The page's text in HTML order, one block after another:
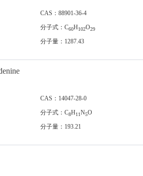
CAS：88901-36-4
分子式：C60H102O29
分子量：1287.43
CAS：14047-28-0
分子式：C8H11N5O
分子量：193.21